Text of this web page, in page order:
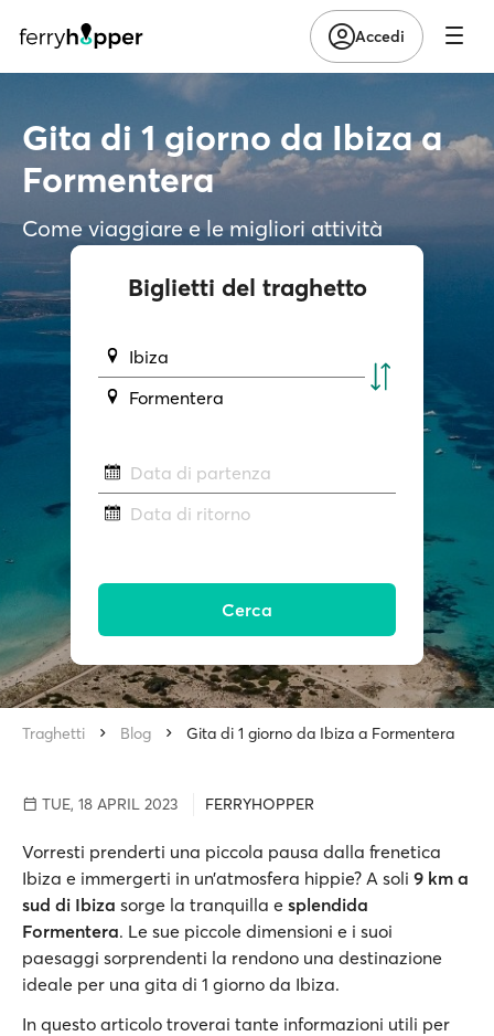
Accedi
Gita di 1 giorno da Ibiza a
Formentera
Come viaggiare e le migliori attività
Biglietti del traghetto
Ibiza
Formentera
Data di partenza
Data di ritorno
Cerca
Traghetti Blog Gita di 1 giorno da Ibiza a Formentera
TUE, 18 APRIL 2023 FERRYHOPPER
Vorresti prenderti una piccola pausa dalla frenetica
Ibiza e immergerti in un’atmosfera hippie? A soli 9 km a
sud di Ibiza sorge la tranquilla e splendida
Formentera. Le sue piccole dimensioni e i suoi
paesaggi sorprendenti la rendono una destinazione
ideale per una gita di 1 giorno da Ibiza.
In questo articolo troverai tante informazioni utili per